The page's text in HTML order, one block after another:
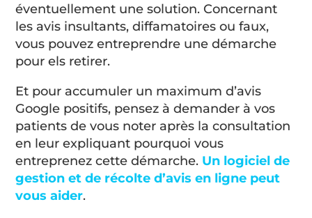
éventuellement une solution. Concernant
les avis insultants, diffamatoires ou faux,
vous pouvez entreprendre une démarche
pour els retirer.
Et pour accumuler un maximum d’avis
Google positifs, pensez à demander à vos
patients de vous noter après la consultation
en leur expliquant pourquoi vous
entreprenez cette démarche. Un logiciel de
gestion et de récolte d’avis en ligne peut
vous aider.